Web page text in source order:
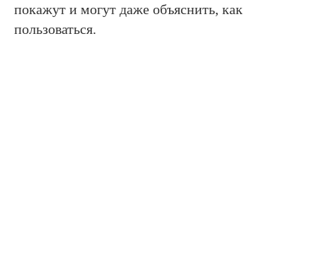
покажут и могут даже объяснить, как
пользоваться.